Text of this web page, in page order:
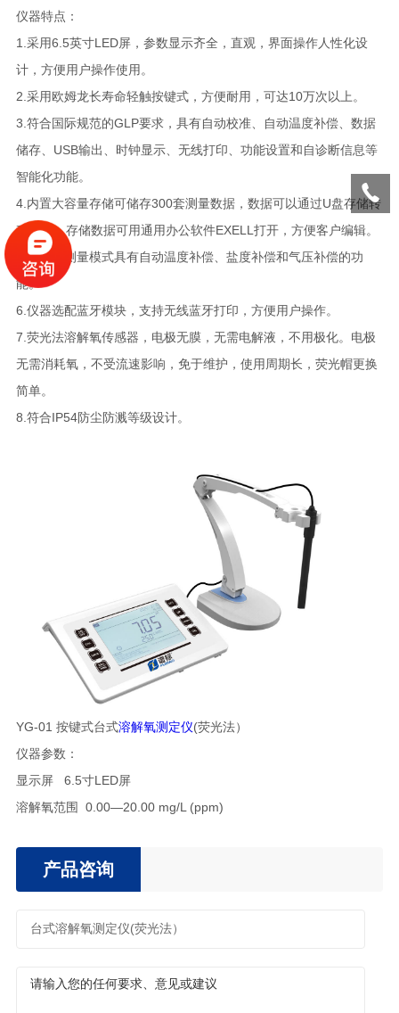
仪器特点：
1.采用6.5英寸LED屏，参数显示齐全，直观，界面操作人性化设
计，方便用户操作使用。
2.采用欧姆龙长寿命轻触按键式，方便耐用，可达10万次以上。
3.符合国际规范的GLP要求，具有自动校准、自动温度补偿、数据
储存、USB输出、时钟显示、无线打印、功能设置和自诊断信息等
智能化功能。
4.内置大容量存储可储存300套测量数据，数据可以通过U盘存储转
移数据，存储数据可用通用办公软件EXELL打开，方便客户编辑。
5.溶解氧测量模式具有自动温度补偿、盐度补偿和气压补偿的功
能。
6.仪器选配蓝牙模块，支持无线蓝牙打印，方便用户操作。
7.荧光法溶解氧传感器，电极无膜，无需电解液，不用极化。电极
无需消耗氧，不受流速影响，免于维护，使用周期长，荧光帽更换
简单。
8.符合IP54防尘防溅等级设计。
YG-01 按键式台式溶解氧测定仪(荧光法）
仪器参数：
显示屏 6.5寸LED屏
溶解氧范围 0.00—20.00 mg/L (ppm)
产品咨询